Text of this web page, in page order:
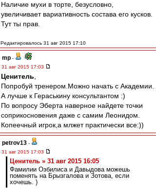
Наличие мухи в торте, безусловно,
увеличивает вариативность состава его кусков.
Тут ты прав.
Редактировалось 31 авг 2015 17:10
mp -
31 авг 2015 17:03
Ценитель
Попробуй тренером.Можно начать с Академии.
А лучше к Гераськину консультантом :)
По вопросу Эберта наверное найдете точки
соприкосновения даже с самим Леонидом.
Копеечный игрок,а млжет практически все:))
petrov13 -
31 авг 2015 17:03
Ценитель » 31 авг 2015 16:05
Фамилии Озбилиса и Давыдова можешь
поменять на Брызгалова и Зотова, если
хочешь. )